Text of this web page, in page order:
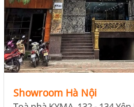
Showroom Hà Nội